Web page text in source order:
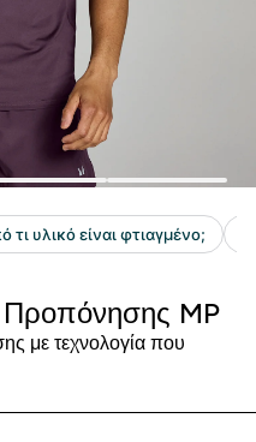
Προπόνησης MP
με τεχνολογία που